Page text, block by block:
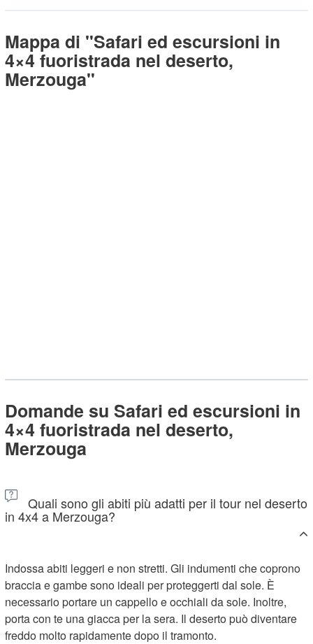
Mappa di "Safari ed escursioni in
4×4 fuoristrada nel deserto,
Merzouga"
Domande su Safari ed escursioni in
4×4 fuoristrada nel deserto,
Merzouga
Quali sono gli abiti più adatti per il tour nel deserto
in 4x4 a Merzouga?
Indossa abiti leggeri e non stretti. Gli indumenti che coprono
braccia e gambe sono ideali per proteggerti dal sole. È
necessario portare un cappello e occhiali da sole. Inoltre,
porta con te una giacca per la sera. Il deserto può diventare
freddo molto rapidamente dopo il tramonto.